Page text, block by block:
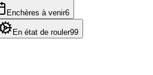
Enchères à venir6
En état de rouler99